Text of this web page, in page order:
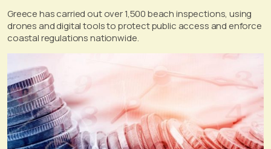
Greece has carried out over 1,500 beach inspections, using
drones and digital tools to protect public access and enforce
coastal regulations nationwide.